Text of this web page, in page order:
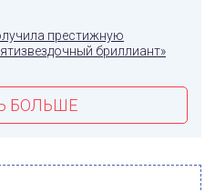
престижную
бриллиант»
БОЛЬШЕ